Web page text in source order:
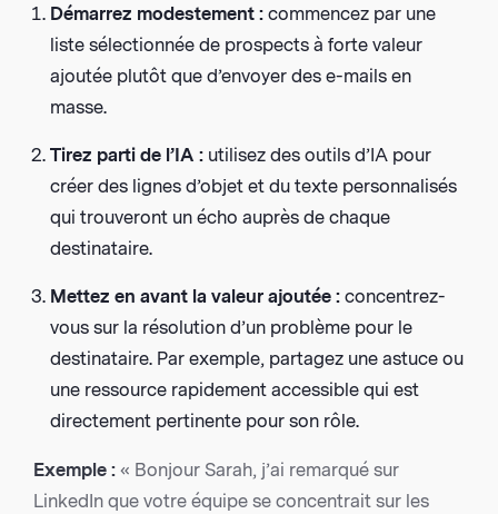
Démarrez modestement : commencez par une
liste sélectionnée de prospects à forte valeur
ajoutée plutôt que d’envoyer des e-mails en
masse.
Tirez parti de l’IA : utilisez des outils d’IA pour
créer des lignes d’objet et du texte personnalisés
qui trouveront un écho auprès de chaque
destinataire.
Mettez en avant la valeur ajoutée : concentrez-
vous sur la résolution d’un problème pour le
destinataire. Par exemple, partagez une astuce ou
une ressource rapidement accessible qui est
directement pertinente pour son rôle.
Exemple : « Bonjour Sarah, j’ai remarqué sur
LinkedIn que votre équipe se concentrait sur les